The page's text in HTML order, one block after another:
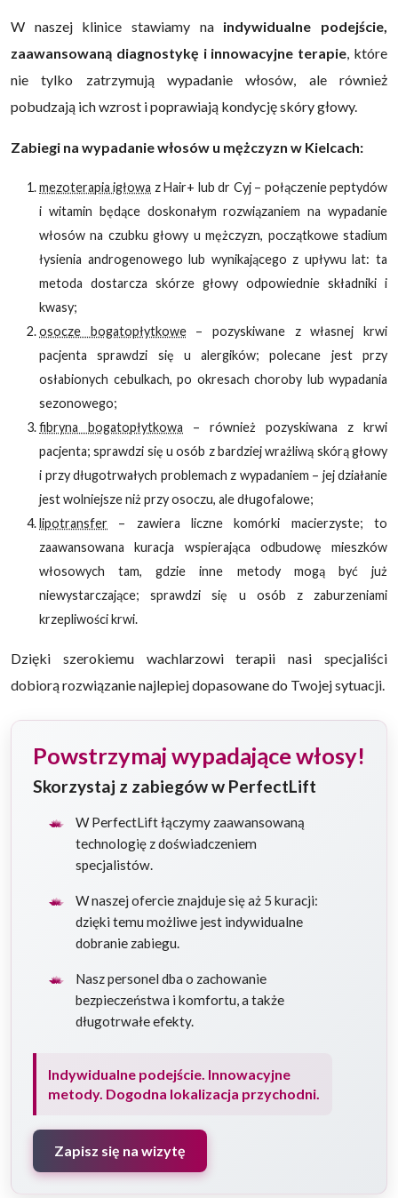
W naszej klinice stawiamy na indywidualne podejście,
zaawansowaną diagnostykę i innowacyjne terapie, które
nie tylko zatrzymują wypadanie włosów, ale również
pobudzają ich wzrost i poprawiają kondycję skóry głowy.
Zabiegi na wypadanie włosów u mężczyzn w Kielcach:
mezoterapia igłowa z Hair+ lub dr Cyj – połączenie peptydów
i witamin będące doskonałym rozwiązaniem na wypadanie
włosów na czubku głowy u mężczyzn, początkowe stadium
łysienia androgenowego lub wynikającego z upływu lat: ta
metoda dostarcza skórze głowy odpowiednie składniki i
kwasy;
osocze bogatopłytkowe– pozyskiwane z własnej krwi
pacjenta sprawdzi się u alergików; polecane jest przy
osłabionych cebulkach, po okresach choroby lub wypadania
sezonowego;
fibryna bogatopłytkowa – również pozyskiwana z krwi
pacjenta; sprawdzi się u osób z bardziej wrażliwą skórą głowy
i przy długotrwałych problemach z wypadaniem – jej działanie
jest wolniejsze niż przy osoczu, ale długofalowe;
lipotransfer – zawiera liczne komórki macierzyste; to
zaawansowana kuracja wspierająca odbudowę mieszków
włosowych tam, gdzie inne metody mogą być już
niewystarczające; sprawdzi się u osób z zaburzeniami
krzepliwości krwi.
Dzięki szerokiemu wachlarzowi terapii nasi specjaliści
dobiorą rozwiązanie najlepiej dopasowane do Twojej sytuacji.
Powstrzymaj wypadające włosy!
Skorzystaj z zabiegów w PerfectLift
W PerfectLift łączymy zaawansowaną
technologię z doświadczeniem
specjalistów.
W naszej ofercie znajduje się aż 5 kuracji:
dzięki temu możliwe jest indywidualne
dobranie zabiegu.
Nasz personel dba o zachowanie
bezpieczeństwa i komfortu, a także
długotrwałe efekty.
Indywidualne podejście. Innowacyjne
metody. Dogodna lokalizacja przychodni.
Zapisz się na wizytę